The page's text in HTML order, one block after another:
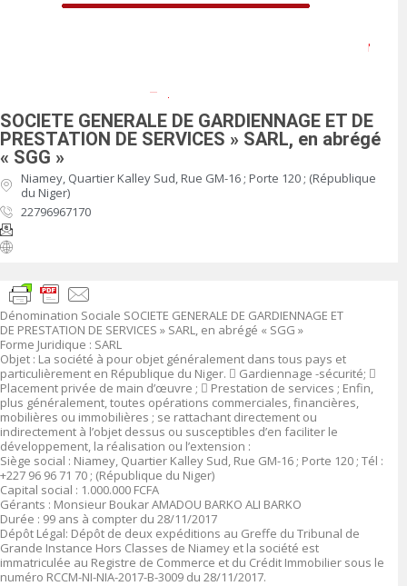
SOCIETE GENERALE DE GARDIENNAGE ET DE
PRESTATION DE SERVICES » SARL, en abrégé
« SGG »
Niamey, Quartier Kalley Sud, Rue GM-16 ; Porte 120 ; (République
du Niger)
22796967170
Dénomination Sociale SOCIETE GENERALE DE GARDIENNAGE ET
DE PRESTATION DE SERVICES » SARL, en abrégé « SGG »
Forme Juridique : SARL
Objet : La société à pour objet généralement dans tous pays et
particulièrement en République du Niger.  Gardiennage -sécurité; 
Placement privée de main d’œuvre ;  Prestation de services ; Enfin,
plus généralement, toutes opérations commerciales, financières,
mobilières ou immobilières ; se rattachant directement ou
indirectement à l’objet dessus ou susceptibles d’en faciliter le
développement, la réalisation ou l’extension :
Siège social : Niamey, Quartier Kalley Sud, Rue GM-16 ; Porte 120 ; Tél :
+227 96 96 71 70 ; (République du Niger)
Capital social : 1.000.000 FCFA
Gérants : Monsieur Boukar AMADOU BARKO ALI BARKO
Durée : 99 ans à compter du 28/11/2017
Dépôt Légal: Dépôt de deux expéditions au Greffe du Tribunal de
Grande Instance Hors Classes de Niamey et la société est
immatriculée au Registre de Commerce et du Crédit Immobilier sous le
numéro RCCM-NI-NIA-2017-B-3009 du 28/11/2017.